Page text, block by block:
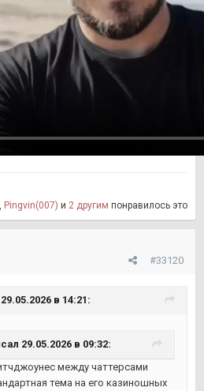
, Pingvin(007) и 2 другим понравилось это
#33120
в 14:21:
29.05.2026 в 09:32:
между чаттерсами
тема на его казиношных